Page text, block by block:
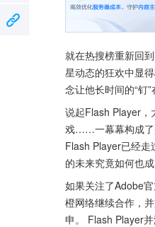
就在热搜榜重新回
星动态的狂欢中显
念让他长时间的“钉”
说起Flash Player，
戏……一幕幕构成了
Flash Player已经
的未来究竟如何也
如果关注了Adobe
橙网络继续合作，
申。 Flash Player